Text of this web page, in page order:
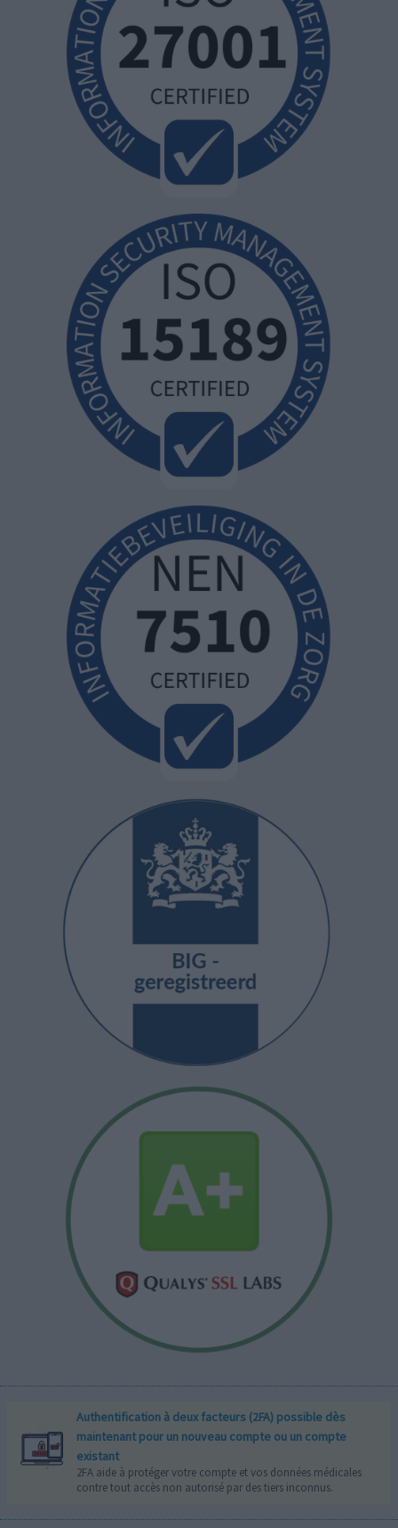
Authentification à deux facteurs (2FA) possible dès
maintenant pour un nouveau compte ou un compte
existant
2FA aide à protéger votre compte et vos données médicales
contre tout accès non autorisé par des tiers inconnus.